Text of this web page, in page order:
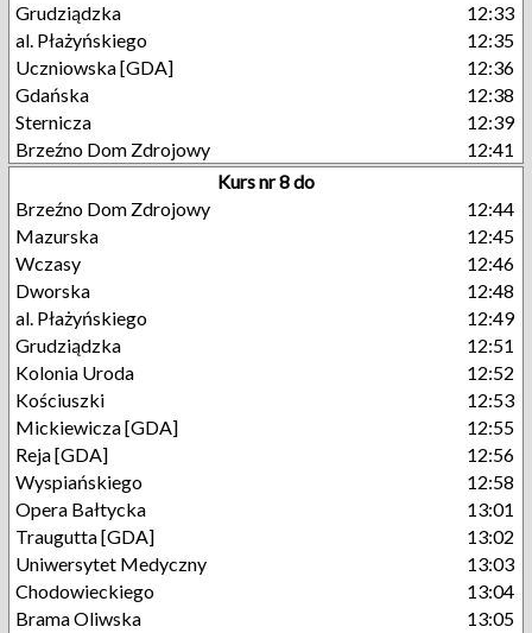
Grudziądzka
12:33
al. Płażyńskiego
12:35
Uczniowska [GDA]
12:36
Gdańska
12:38
Sternicza
12:39
Brzeźno Dom Zdrojowy
12:41
Kurs nr 8 do
Brzeźno Dom Zdrojowy
12:44
Mazurska
12:45
Wczasy
12:46
Dworska
12:48
al. Płażyńskiego
12:49
Grudziądzka
12:51
Kolonia Uroda
12:52
Kościuszki
12:53
Mickiewicza [GDA]
12:55
Reja [GDA]
12:56
Wyspiańskiego
12:58
Opera Bałtycka
13:01
Traugutta [GDA]
13:02
Uniwersytet Medyczny
13:03
Chodowieckiego
13:04
Brama Oliwska
13:05